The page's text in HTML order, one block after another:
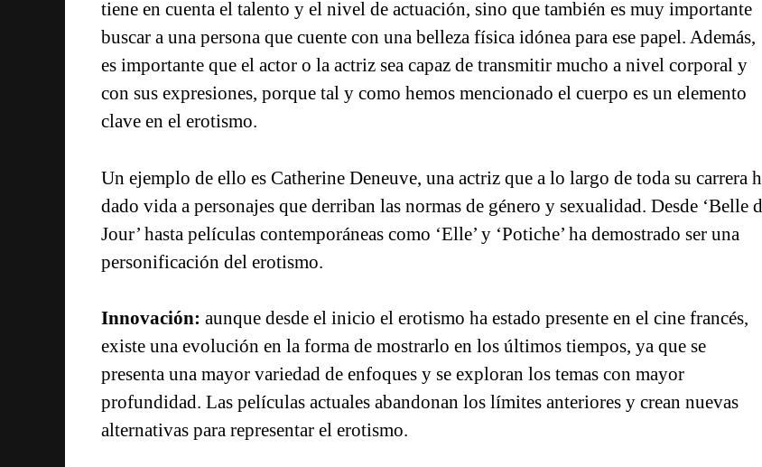
tiene en cuenta el talento y el nivel de actuación, sino que también es muy importante
buscar a una persona que cuente con una belleza física idónea para ese papel. Además,
es importante que el actor o la actriz sea capaz de transmitir mucho a nivel corporal y
con sus expresiones, porque tal y como hemos mencionado el cuerpo es un elemento
clave en el erotismo.
Un ejemplo de ello es Catherine Deneuve, una actriz que a lo largo de toda su carrera
dado vida a personajes que derriban las normas de género y sexualidad. Desde ‘Belle
Jour’ hasta películas contemporáneas como ‘Elle’ y ‘Potiche’ ha demostrado ser una
personificación del erotismo.
Innovación: aunque desde el inicio el erotismo ha estado presente en el cine francés,
existe una evolución en la forma de mostrarlo en los últimos tiempos, ya que se
presenta una mayor variedad de enfoques y se exploran los temas con mayor
profundidad. Las películas actuales abandonan los límites anteriores y crean nuevas
alternativas para representar el erotismo.